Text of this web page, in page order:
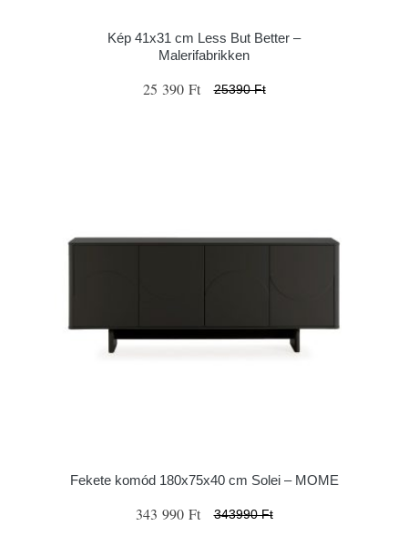
Kép 41x31 cm Less But Better –
Malerifabrikken
25 390 Ft 25390 Ft
Fekete komód 180x75x40 cm Solei – MOME
343 990 Ft 343990 Ft